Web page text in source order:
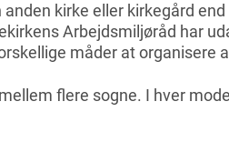
kirke eller kirkegård
Arbejdsmiljøråd har
måder at organisere
flere sogne. I hver